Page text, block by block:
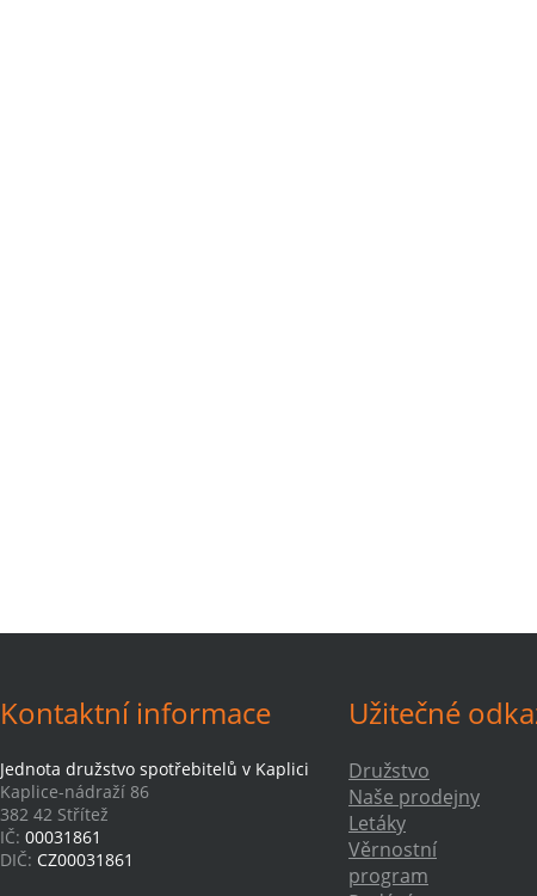
Kontaktní informace
Jednota družstvo spotřebitelů v Kaplici
Kaplice-nádraží 86
382 42 Střítež
IČ: 00031861
DIČ: CZ00031861
Užitečné
Družstvo
Naše prodejny
Letáky
Věrnostní
program